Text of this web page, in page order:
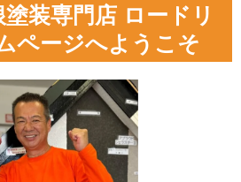
装専門店 ロードリ
ページへようこそ